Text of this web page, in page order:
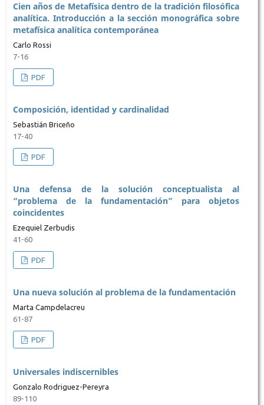
Cien años de Metafísica dentro de la tradición filosófica
analítica. Introducción a la sección monográfica sobre
metafísica analítica contemporánea
Carlo Rossi
7-16
PDF
Composición, identidad y cardinalidad
Sebastián Briceño
17-40
PDF
Una defensa de la solución conceptualista al
“problema de la fundamentación” para objetos
coincidentes
Ezequiel Zerbudis
41-60
PDF
Una nueva solución al problema de la fundamentación
Marta Campdelacreu
61-87
PDF
Universales indiscernibles
Gonzalo Rodriguez-Pereyra
89-110